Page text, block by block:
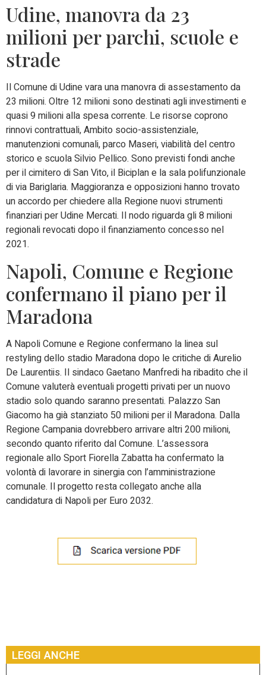
Udine, manovra da 23
milioni per parchi, scuole e
strade
Il Comune di Udine vara una manovra di assestamento da
23 milioni. Oltre 12 milioni sono destinati agli investimenti e
quasi 9 milioni alla spesa corrente. Le risorse coprono
rinnovi contrattuali, Ambito socio-assistenziale,
manutenzioni comunali, parco Maseri, viabilità del centro
storico e scuola Silvio Pellico. Sono previsti fondi anche
per il cimitero di San Vito, il Biciplan e la sala polifunzionale
di via Bariglaria. Maggioranza e opposizioni hanno trovato
un accordo per chiedere alla Regione nuovi strumenti
finanziari per Udine Mercati. Il nodo riguarda gli 8 milioni
regionali revocati dopo il finanziamento concesso nel
2021.
Napoli, Comune e Regione
confermano il piano per il
Maradona
A Napoli Comune e Regione confermano la linea sul
restyling dello stadio Maradona dopo le critiche di Aurelio
De Laurentiis. Il sindaco Gaetano Manfredi ha ribadito che il
Comune valuterà eventuali progetti privati per un nuovo
stadio solo quando saranno presentati. Palazzo San
Giacomo ha già stanziato 50 milioni per il Maradona. Dalla
Regione Campania dovrebbero arrivare altri 200 milioni,
secondo quanto riferito dal Comune. L’assessora
regionale allo Sport Fiorella Zabatta ha confermato la
volontà di lavorare in sinergia con l’amministrazione
comunale. Il progetto resta collegato anche alla
candidatura di Napoli per Euro 2032.
LEGGI ANCHE